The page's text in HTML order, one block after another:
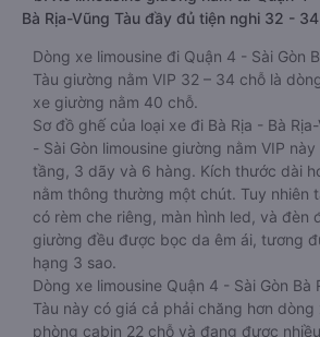
Bà Rịa-Vũng Tàu đầy đủ tiện nghi 32 -
Dòng xe limousine đi Quận 4 - Sài Gòn
Tàu giường nằm VIP 32 – 34 chỗ là
xe giường nằm 40 chỗ.
Sơ đồ ghế của loại xe đi Bà Rịa - Bà
- Sài Gòn limousine giường nằm VIP
tầng, 3 dãy và 6 hàng. Kích thước dài
nằm thông thường một chút. Tuy nhiên
có rèm che riêng, màn hình led, và đèn
giường đều được bọc da êm ái, tương
hạng 3 sao.
Dòng xe limousine Quận 4 - Sài Gòn Bà
Tàu này có giá cả phải chăng hơn dòng
phòng cabin 22 chỗ và đang được